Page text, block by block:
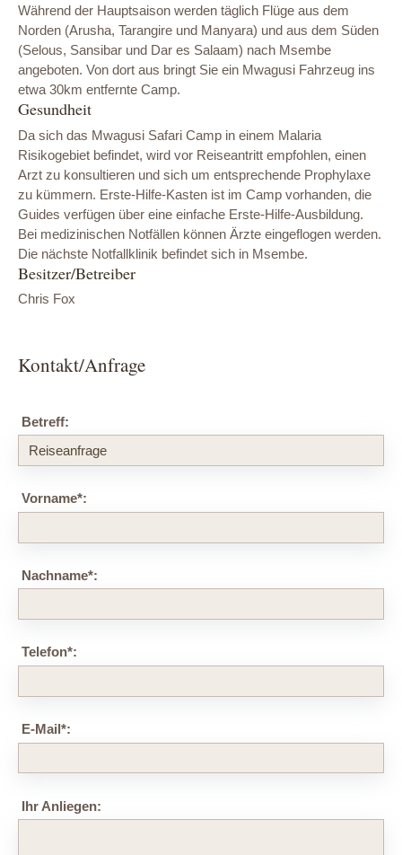
Während der Hauptsaison werden täglich Flüge aus dem
Norden (Arusha, Tarangire und Manyara) und aus dem Süden
(Selous, Sansibar und Dar es Salaam) nach Msembe
angeboten. Von dort aus bringt Sie ein Mwagusi Fahrzeug ins
etwa 30km entfernte Camp.
Gesundheit
Da sich das Mwagusi Safari Camp in einem Malaria
Risikogebiet befindet, wird vor Reiseantritt empfohlen, einen
Arzt zu konsultieren und sich um entsprechende Prophylaxe
zu kümmern. Erste-Hilfe-Kasten ist im Camp vorhanden, die
Guides verfügen über eine einfache Erste-Hilfe-Ausbildung.
Bei medizinischen Notfällen können Ärzte eingeflogen werden.
Die nächste Notfallklinik befindet sich in Msembe.
Besitzer/Betreiber
Chris Fox
Kontakt/Anfrage
Betreff:
Vorname*:
Nachname*:
Telefon*:
E-Mail*:
Ihr Anliegen: